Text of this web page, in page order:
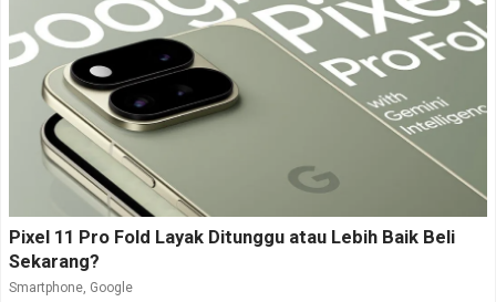
Pixel 11 Pro Fold Layak Ditunggu atau Lebih Baik Beli
Sekarang?
Smartphone, Google